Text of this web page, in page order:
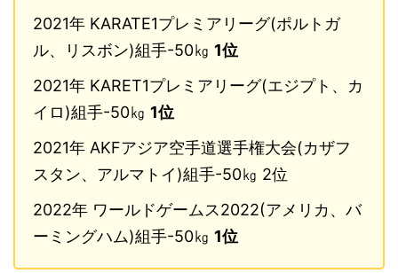
2021年 KARATE1プレミアリーグ(ポルトガ
ル、リスボン)組手-50㎏ 1位
2021年 KARET1プレミアリーグ(エジプト、カ
イロ)組手-50㎏ 1位
2021年 AKFアジア空手道選手権大会(カザフ
スタン、アルマトイ)組手-50㎏ 2位
2022年 ワールドゲームス2022(アメリカ、バ
ーミングハム)組手-50㎏ 1位